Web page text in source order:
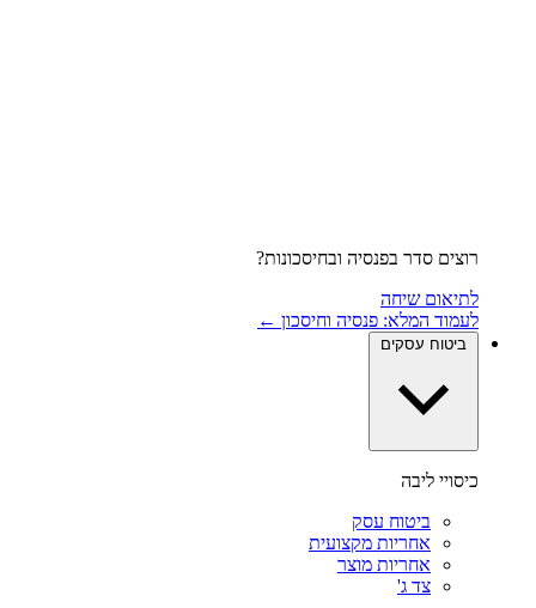
רוצים סדר בפנסיה ובחיסכונות?
לתיאום שיחה
לעמוד המלא: פנסיה וחיסכון ←
ביטוח עסקים
כיסויי ליבה
ביטוח עסק
אחריות מקצועית
אחריות מוצר
צד ג'